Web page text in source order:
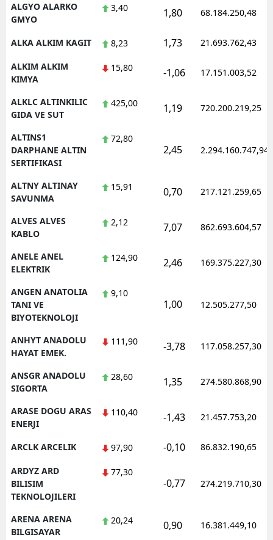
ALGYO ALARKO
GMYO
3,40 1,80 68.184.250,48
ALKA ALKIM KAGIT 8,23 1,73 21.693.762,43
ALKIM ALKIM
KIMYA
15,80 -1,06 17.151.003,52
ALKLC ALTINKILIC
GIDA VE SUT
425,00 1,19 720.200.219,25
ALTINS1
DARPHANE ALTIN
SERTIFIKASI
72,80
2,45 2.294.160.747,94
ALTNY ALTINAY
SAVUNMA
15,91 0,70 217.121.259,65
ALVES ALVES
KABLO
2,12 7,07 862.693.604,57
ANELE ANEL
ELEKTRIK
124,90 2,46 169.375.227,30
ANGEN ANATOLIA
TANI VE
BIYOTEKNOLOJI
9,10
1,00 12.505.277,50
ANHYT ANADOLU
HAYAT EMEK.
111,90 -3,78 117.058.257,30
ANSGR ANADOLU
SIGORTA
28,60 1,35 274.580.868,90
ARASE DOGU ARAS
ENERJI
110,40 -1,43 21.457.753,20
ARCLK ARCELIK 97,90 -0,10 86.832.190,65
ARDYZ ARD
BILISIM
TEKNOLOJILERI
77,30
-0,77 274.219.710,30
ARENA ARENA
BILGISAYAR
20,24 0,90 16.381.449,10